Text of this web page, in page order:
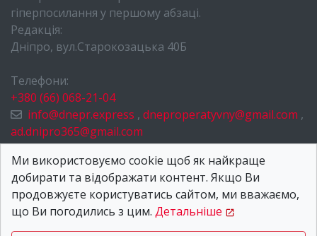
гіперпосилання у першому абзаці.
Редакція:
Дніпро, вул.Старокозацька 40Б
Телефони:
+380 (66) 068-21-04
info@dnepr.express , dneproperatyvny@gmail.com ,
ad.dnipro365@gmail.com
НОВИНИ ДНІПРА
ПРО НАС
КОНТАКТИ
Ми використовуємо cookie щоб як найкраще
добирати та відображати контент. Якщо Ви
продовжуєте користуватись сайтом, ми вважаємо,
що Ви погодились з цим. Детальніше